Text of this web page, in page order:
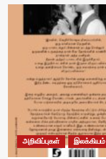
அறிவிப்புகள் இலக்கியம்